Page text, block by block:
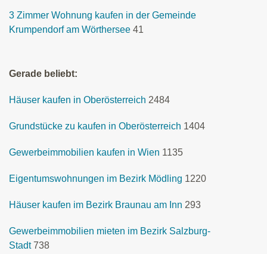
3 Zimmer Wohnung kaufen in der Gemeinde
Krumpendorf am Wörthersee 41
Gerade beliebt:
Häuser kaufen in Oberösterreich 2484
Grundstücke zu kaufen in Oberösterreich 1404
Gewerbeimmobilien kaufen in Wien 1135
Eigentumswohnungen im Bezirk Mödling 1220
Häuser kaufen im Bezirk Braunau am Inn 293
Gewerbeimmobilien mieten im Bezirk Salzburg-
Stadt 738